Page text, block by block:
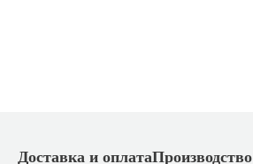
Доставка и оплатаПроизводство